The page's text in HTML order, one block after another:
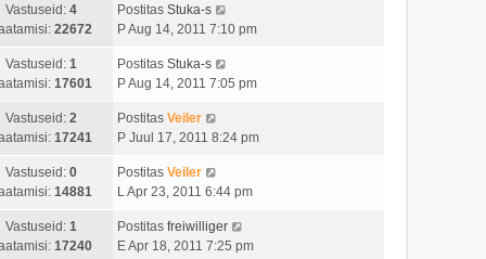
Vastuseid: 4
22672
Postitas Stuka-s
P Aug 14, 2011 7:10 pm
Vastuseid: 1
17601
Postitas Stuka-s
P Aug 14, 2011 7:05 pm
Vastuseid: 2
17241
Postitas Veiler
P Juul 17, 2011 8:24 pm
Vastuseid: 0
14881
Postitas Veiler
L Apr 23, 2011 6:44 pm
Vastuseid: 1
17240
Postitas freiwilliger
E Apr 18, 2011 7:25 pm